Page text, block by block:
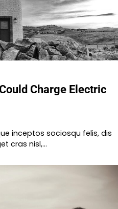
Charge Electric
inceptos sociosqu felis, dis
cras nisl,…